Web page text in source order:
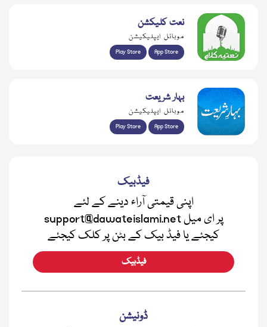
نعت کلیکشن
موبائل ایپلیکیشن
Play Store App Store
بہار شریعت
موبائل ایپلیکیشن
Play Store App Store
فیڈبیک
اپنی قیمتی آراء دینے کے لئے
support@dawateislami.net پر ای میل
کیجئے یا فیڈ بیک کے بٹن پر کلک کیجئے
فیڈبیک
ڈونیشن